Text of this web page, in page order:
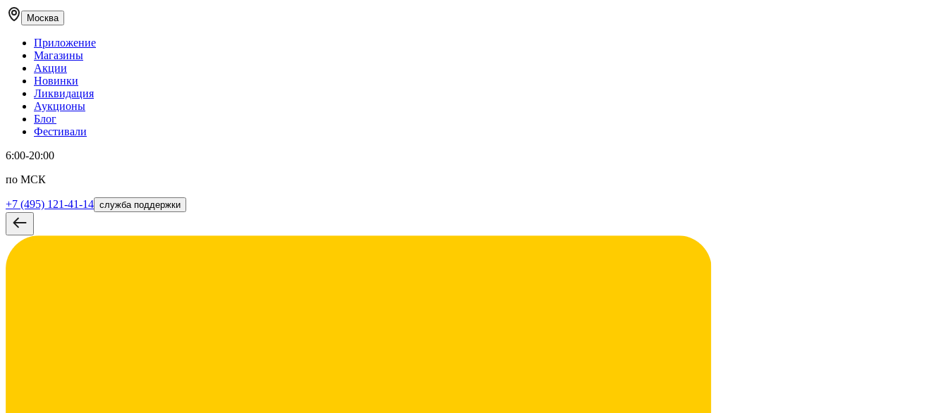
Москва
Приложение
Магазины
Акции
Новинки
Ликвидация
Аукционы
Блог
Фестивали
6:00-20:00
по МСК
+7 (495) 121-41-14 служба поддержки